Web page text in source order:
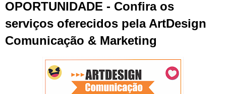
OPORTUNIDADE - Confira os
serviços oferecidos pela ArtDesign
Comunicação & Marketing